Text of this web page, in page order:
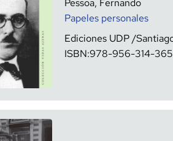
Pessoa, Fernando
Papeles personales
Ediciones UDP
ISBN:978-956-314-